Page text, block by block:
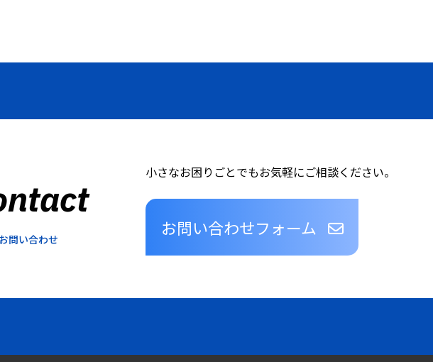
問い合わせ
小さなお困りごとでもお気軽にご相談ください。
お問い合わせフォーム